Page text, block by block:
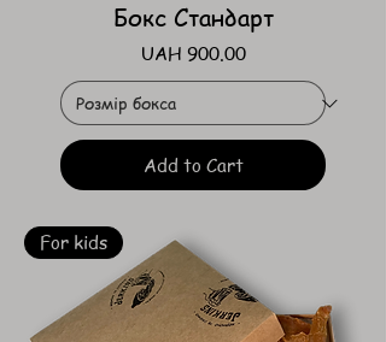
Бокс Стандарт
Price
UAH 900.00
Add to Cart
For kids